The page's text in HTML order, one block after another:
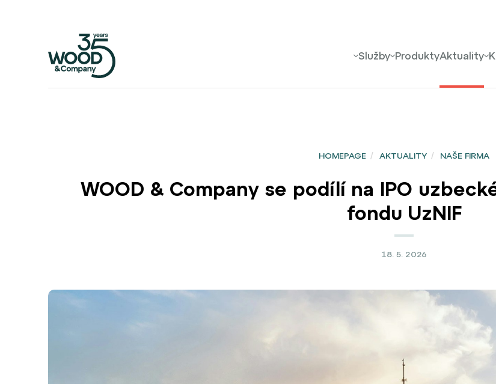
Služby ProduktyAktuality
HOMEPAGE / AKTUALITY / NAŠE FIRMA
WOOD & Company se podílí na IPO
fondu UzNIF
18. 5. 2026